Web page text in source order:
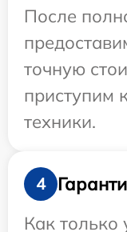
После
точную
приступим
техники.
4
Как только